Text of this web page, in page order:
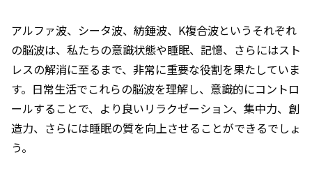
アルファ波、シータ波、紡錘波、K複合波というそれぞれ
の脳波は、私たちの意識状態や睡眠、記憶、さらにはスト
レスの解消に至るまで、非常に重要な役割を果たしていま
す。日常生活でこれらの脳波を理解し、意識的にコントロ
ールすることで、より良いリラクゼーション、集中力、創
造力、さらには睡眠の質を向上させることができるでしょ
う。